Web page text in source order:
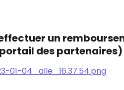
un
des partenaires)